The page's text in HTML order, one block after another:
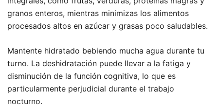
granos enteros, mientras minimizas los alimentos
procesados altos en azúcar y grasas poco saludables.
Mantente hidratado bebiendo mucha agua durante tu
turno. La deshidratación puede llevar a la fatiga y
disminución de la función cognitiva, lo que es
particularmente perjudicial durante el trabajo
nocturno.